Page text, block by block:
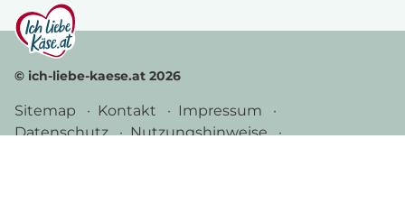
© ich-liebe-kaese.at 2026
Sitemap Kontakt
Impressum
Datenschutz
Nutzungshinweise